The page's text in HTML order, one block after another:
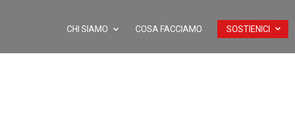
CHI SIAMO COSA FACCIAMO SOSTIENICI